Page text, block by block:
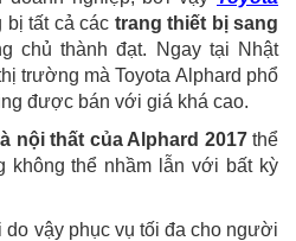
tất cả các trang thiết bị sang
chủ thành đạt. Ngay tại Nhật
trường mà Toyota Alphard phổ
được bán với giá khá cao.
nội thất của Alphard 2017thể
không thể nhầm lẫn với bất kỳ
do vậy phục vụ tối đa cho người